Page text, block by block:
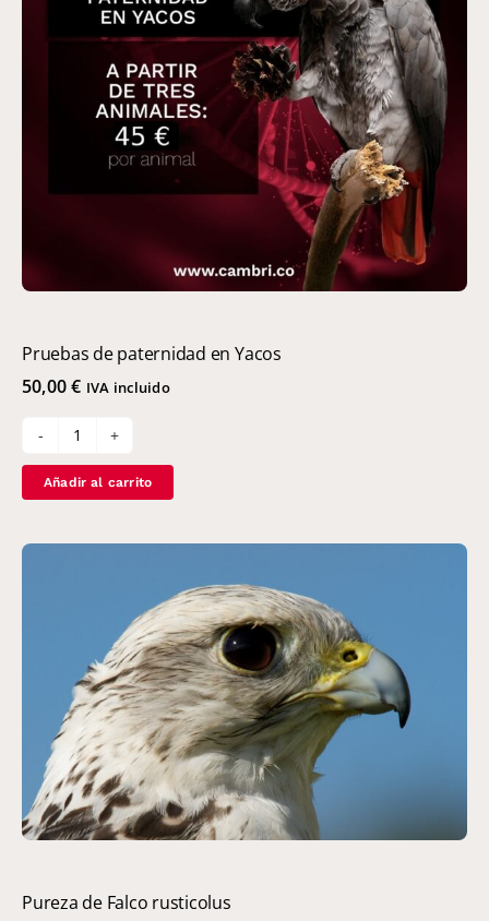
Pruebas de paternidad en Yacos
50,00€ IVA incluido
Pruebas
de
paternidad
Yacos
Añadir al carrito
Pureza de Falco rusticolus